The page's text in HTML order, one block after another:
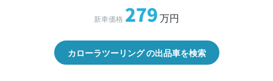
新車価格 279万円
カローラツーリング の出品車を検索